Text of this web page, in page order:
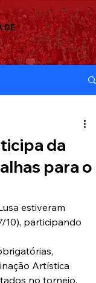
DE
da
para o
estiveram
10), participando
Artística
no torneio.